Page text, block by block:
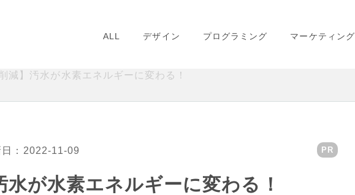
ALL デザイン プログラミング マーケティング
減】汚水が水素エネルギーに変わる！
：2022-11-09 PR
水が水素エネルギーに変わる！